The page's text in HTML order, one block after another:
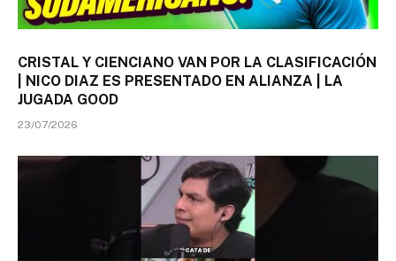
CRISTAL Y CIENCIANO VAN POR LA CLASIFICACIÓN
| NICO DIAZ ES PRESENTADO EN ALIANZA | LA
JUGADA GOOD
23/07/2026